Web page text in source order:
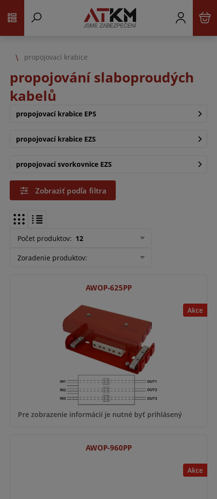
propojovací krabice
propojování slaboproudých
kabelů
propojovací krabice EPS
propojovací krabice EZS
propojovací svorkovnice EZS
Zobraziť podľa filtra
Počet produktov: 12
Zoradenie produktov:
Akce
AWOP-625PP
Pre zobrazenie informácií je nutné byť prihlásený
Akce
AWOP-960PP